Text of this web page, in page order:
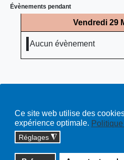
Ce site web utilise des
expérience optimale.
Réglages ◮
Évènements pendant
Vendredi 29
Aucun évènement
Copyright © 2026 cossonay.ch -